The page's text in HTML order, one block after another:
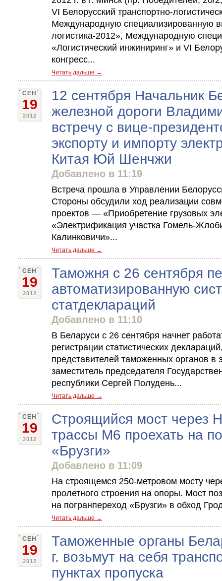
VI Белорусский транспортно-
Международную специализированную
логистика-2012», Международную
«Логистический инжиниринг» и VI
конгресс...
Читать дальше →
СЕН
19
2012
12 сентября Начальник
железной дороги
встречу с вице-
экспорту и импорту
Китая Юй Шенчжи
Добавлено в 11:19
Встреча прошла в Управлении
Стороны обсудили ход реализации
проектов — «Приобретение грузовых
«Электрификация участка Гомель-
Калинковичи»...
Читать дальше →
СЕН
19
2012
Таможня с 26 сентября
автоматизированную
статдеклараций
Добавлено в 11:10
В Беларуси с 26 сентября начнет
регистрации статистических
представителей таможенных органов в
заместитель председателя
республики Сергей Полудень...
Читать дальше →
СЕН
19
2012
Строящийся мост через
трассы М6 проехать на
«Брузги»
Добавлено в 11:09
На строящемся 250-метровом мосту
пролетного строения на опоры. Мост
на погранпереход «Брузги» в обход
Читать дальше →
СЕН
19
2012
Таможенные органы
г. возьмут на себя
пунктах пропуска